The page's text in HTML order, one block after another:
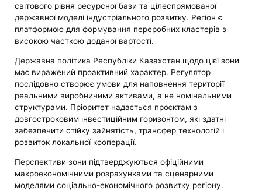
світового рівня ресурсної бази та цілеспрямованої
державної моделі індустріального розвитку. Регіон є
платформою для формування переробних кластерів з
високою часткою доданої вартості.
Державна політика Республіки Казахстан щодо цієї зони
має виражений проактивний характер. Регулятор
послідовно створює умови для наповнення території
реальними виробничими активами, а не номінальними
структурами. Пріоритет надається проєктам з
довгостроковим інвестиційним горизонтом, які здатні
забезпечити стійку зайнятість, трансфер технологій і
розвиток локальної кооперації.
Перспективи зони підтверджуються офіційними
макроекономічними розрахунками та сценарними
моделями соціально-економічного розвитку регіону.